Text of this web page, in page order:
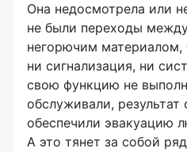
Она недосмотрела или
не были переходы
негорючим материалом,
ни сигнализация, ни
свою функцию не
обслуживали, результат
обеспечили эвакуацию
А это тянет за собой